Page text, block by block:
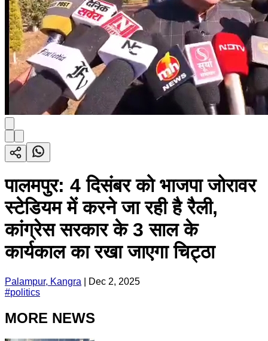
पालमपुर: 4 दिसंबर को भाजपा जोरावर
स्टेडियम में करने जा रही है रैली,
कांग्रेस सरकार के 3 साल के
कार्यकाल का रखा जाएगा चिट्ठा
Palampur, Kangra
Dec 2, 2025
#politics
MORE NEWS